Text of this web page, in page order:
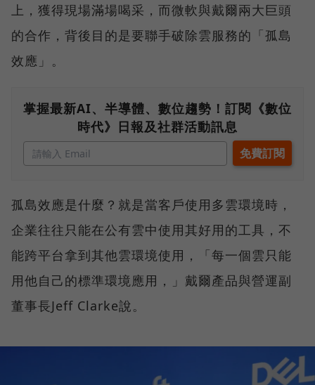
上，獲得現場滿場喝采，而微軟與戴爾兩大巨頭
的合作，背後目的是要聯手破除雲服務的「孤島
效應」。
掌握最新AI、半導體、數位趨勢！訂閱《數位
時代》日報及社群活動訊息
孤島效應是什麼？就是當客戶使用多雲環境時，
企業往往只能在公有雲中使用其好用的工具，不
能跨平台拿到其他雲環境使用，「每一個雲只能
用他自己的標準環境應用，」戴爾產品與營運副
董事長Jeff Clarke說。